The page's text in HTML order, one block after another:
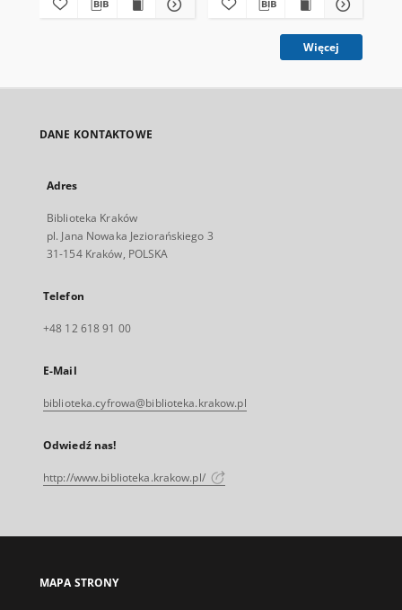
Więcej
DANE KONTAKTOWE
Adres
Biblioteka Kraków
pl. Jana Nowaka Jeziorańskiego 3
31-154 Kraków, POLSKA
Telefon
+48 12 618 91 00
E-Mail
biblioteka.cyfrowa@biblioteka.krakow.pl
Odwiedź nas!
http://www.biblioteka.krakow.pl/
MAPA STRONY